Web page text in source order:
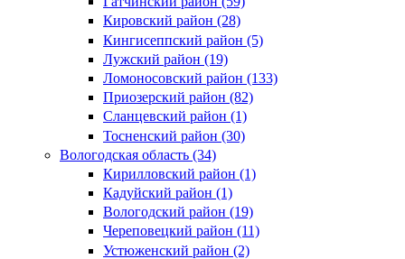
Кировский район (28)
Кингисеппский район (5)
Лужский район (19)
Ломоносовский район (133)
Приозерский район (82)
Сланцевский район (1)
Тосненский район (30)
Вологодская область (34)
Кирилловский район (1)
Кадуйский район (1)
Вологодский район (19)
Череповецкий район (11)
Устюженский район (2)